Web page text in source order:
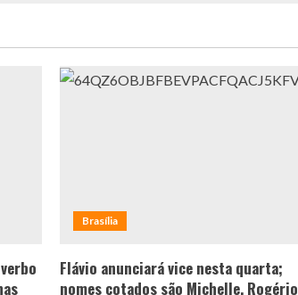
Brasília
Flávio anunciará vice nesta quarta;
nomes cotados são Michelle, Rogério